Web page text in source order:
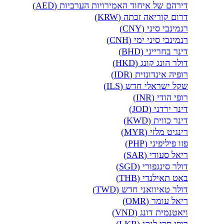
דירהם של איחוד האמירויות הערביות (AED)
דרום קוריאה זכתה (KRW)
רנמינבי סיני (CNY)
רנמינבי סיני ימי (CNH)
דינר בחרייני (BHD)
דולר הונג קונג (HKD)
רופיה אינדונזית (IDR)
שקל ישראלי חדש (ILS)
רופי הודי (INR)
דינר ירדני (JOD)
דינר כווית (KWD)
רינגיט מלזי (MYR)
פזו פיליפיני (PHP)
ריאל סעודי (SAR)
דולר סינגפורי (SGD)
באט תאילנדי (THB)
דולר טאיוואני חדש (TWD)
ריאל עומר (OMR)
ויאטנמית דונג (VND)